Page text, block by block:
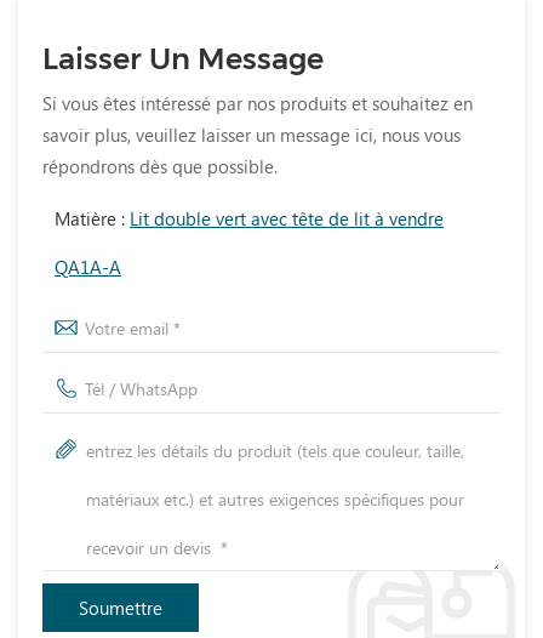
Laisser Un Message
Si vous êtes intéressé par nos produits et souhaitez en
savoir plus, veuillez laisser un message ici, nous vous
répondrons dès que possible.
Matière : Lit double vert avec tête de lit à vendre
QA1A-A